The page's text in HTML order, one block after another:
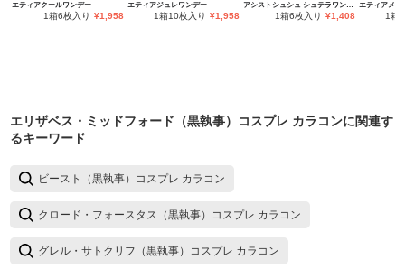
エティアクールワンデー
1箱6枚入り ¥1,958
エティアジュレワンデー
1箱10枚入り ¥1,958
アシストシュシュ シュテラワンデー
1箱6枚入り ¥1,408
エティアメロ
1箱
エリザベス・ミッドフォード（黒執事）コスプレ カラコンに関連す
るキーワード
ビースト（黒執事）コスプレ カラコン
クロード・フォースタス（黒執事）コスプレ カラコン
グレル・サトクリフ（黒執事）コスプレ カラコン